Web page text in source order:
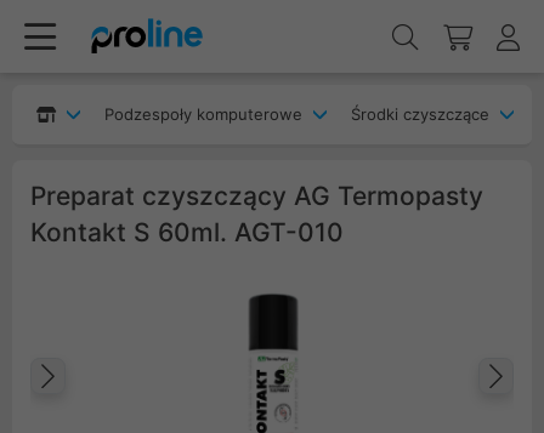
Podzespoły komputerowe Środki czyszczące
Preparat czyszczący AG Termopasty
Kontakt S 60ml. AGT-010